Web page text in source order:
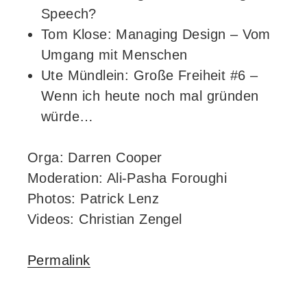
Speech?
Tom Klose: Managing Design – Vom
Umgang mit Menschen
Ute Mündlein: Große Freiheit #6 –
Wenn ich heute noch mal gründen
würde…
Orga: Darren Cooper
Moderation: Ali-Pasha Foroughi
Photos: Patrick Lenz
Videos: Christian Zengel
Permalink